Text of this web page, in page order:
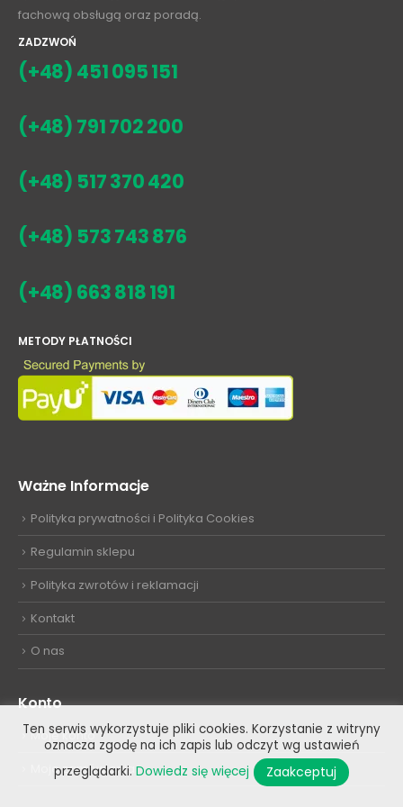
fachową obsługą oraz poradą.
ZADZWOŃ
(+48) 451 095 151
(+48) 791 702 200
(+48) 517 370 420
(+48) 573 743 876
(+48) 663 818 191
METODY PŁATNOŚCI
Ważne Informacje
Polityka prywatności i Polityka Cookies
Regulamin sklepu
Polityka zwrotów i reklamacji
Kontakt
O nas
Konto
Moje konto
Moje zamówienia
Ten serwis wykorzystuje pliki cookies. Korzystanie z witryny
oznacza zgodę na ich zapis lub odczyt wg ustawień
przeglądarki. Dowiedz się więcej Zaakceptuj